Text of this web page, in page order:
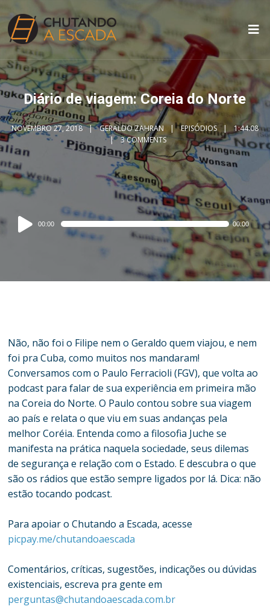
Diário de viagem: Coreia do Norte
NOVEMBRO 27, 2018 GERALDO ZAHRAN EPISÓDIOS
1:44:08
3 COMMENTS
Audio
Player
00:00 00:00
Não, não foi o Filipe nem o Geraldo quem viajou, e nem
foi pra Cuba, como muitos nos mandaram!
Conversamos com o Paulo Ferracioli (FGV), que volta ao
podcast para falar de sua experiência em primeira mão
na Coreia do Norte. O Paulo contou sobre sua viagem
ao país e relata o que viu em suas andanças pela
melhor Coréia. Entenda como a filosofia Juche se
manifesta na prática naquela sociedade, seus dilemas
de segurança e relação com o Estado. E descubra o que
são os rádios que estão sempre ligados por lá. Dica: não
estão tocando podcast.
Para apoiar o Chutando a Escada, acesse
picpay.me/chutandoaescada
Comentários, críticas, sugestões, indicações ou dúvidas
existenciais, escreva pra gente em
perguntas@chutandoaescada.com.br